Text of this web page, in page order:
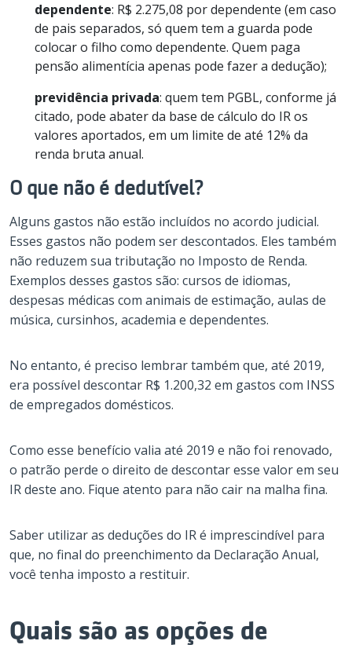
dependente: R$ 2.275,08 por dependente (em caso
de pais separados, só quem tem a guarda pode
colocar o filho como dependente. Quem paga
pensão alimentícia apenas pode fazer a dedução);
previdência privada: quem tem PGBL, conforme já
citado, pode abater da base de cálculo do IR os
valores aportados, em um limite de até 12% da
renda bruta anual.
O que não é dedutível?
Alguns gastos não estão incluídos no acordo judicial.
Esses gastos não podem ser descontados. Eles também
não reduzem sua tributação no Imposto de Renda.
Exemplos desses gastos são: cursos de idiomas,
despesas médicas com animais de estimação, aulas de
música, cursinhos, academia e dependentes.
No entanto, é preciso lembrar também que, até 2019,
era possível descontar R$ 1.200,32 em gastos com INSS
de empregados domésticos.
Como esse benefício valia até 2019 e não foi renovado,
o patrão perde o direito de descontar esse valor em seu
IR deste ano. Fique atento para não cair na malha fina.
Saber utilizar as deduções do IR é imprescindível para
que, no final do preenchimento da Declaração Anual,
você tenha imposto a restituir.
Quais são as opções de